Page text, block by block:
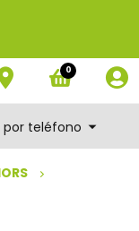
0
por teléfono